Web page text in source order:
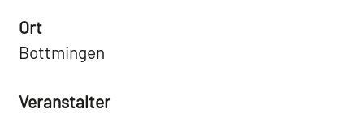
Ort
Bottmingen
Veranstalter